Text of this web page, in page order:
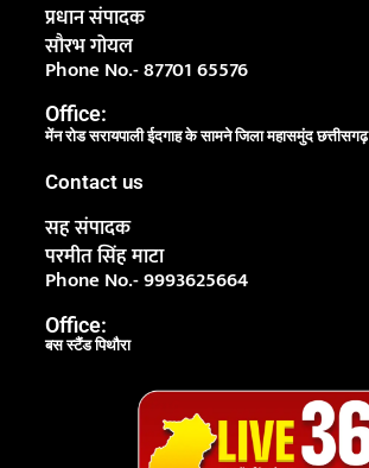
प्रधान संपादक
सौरभ गोयल
Phone No.- 87701 65576
Office:
मेंन रोड सरायपाली ईदगाह के सामने जिला महासमुंद छत्तीसगढ़
Contact us
सह संपादक
परमीत सिंह माटा
Phone No.- 9993625664
Office:
बस स्टैंड पिथौरा